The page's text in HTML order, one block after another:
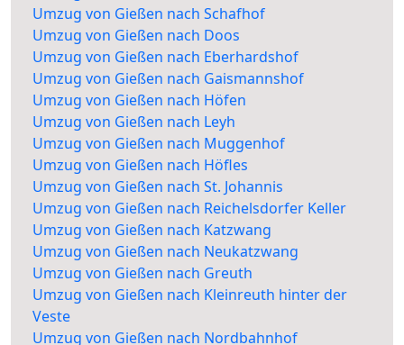
Umzug von Gießen nach Schafhof
Umzug von Gießen nach Doos
Umzug von Gießen nach Eberhardshof
Umzug von Gießen nach Gaismannshof
Umzug von Gießen nach Höfen
Umzug von Gießen nach Leyh
Umzug von Gießen nach Muggenhof
Umzug von Gießen nach Höfles
Umzug von Gießen nach St. Johannis
Umzug von Gießen nach Reichelsdorfer Keller
Umzug von Gießen nach Katzwang
Umzug von Gießen nach Neukatzwang
Umzug von Gießen nach Greuth
Umzug von Gießen nach Kleinreuth hinter der
Veste
Umzug von Gießen nach Nordbahnhof